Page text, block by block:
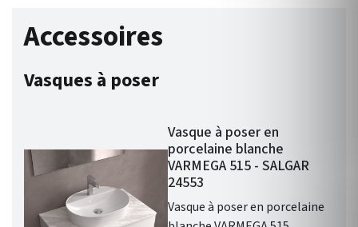
Accessoires
Vasques à poser
Vasque à poser en
porcelaine blanche
VARMEGA 515 - SALGAR
24553
Vasque à poser en porcelaine